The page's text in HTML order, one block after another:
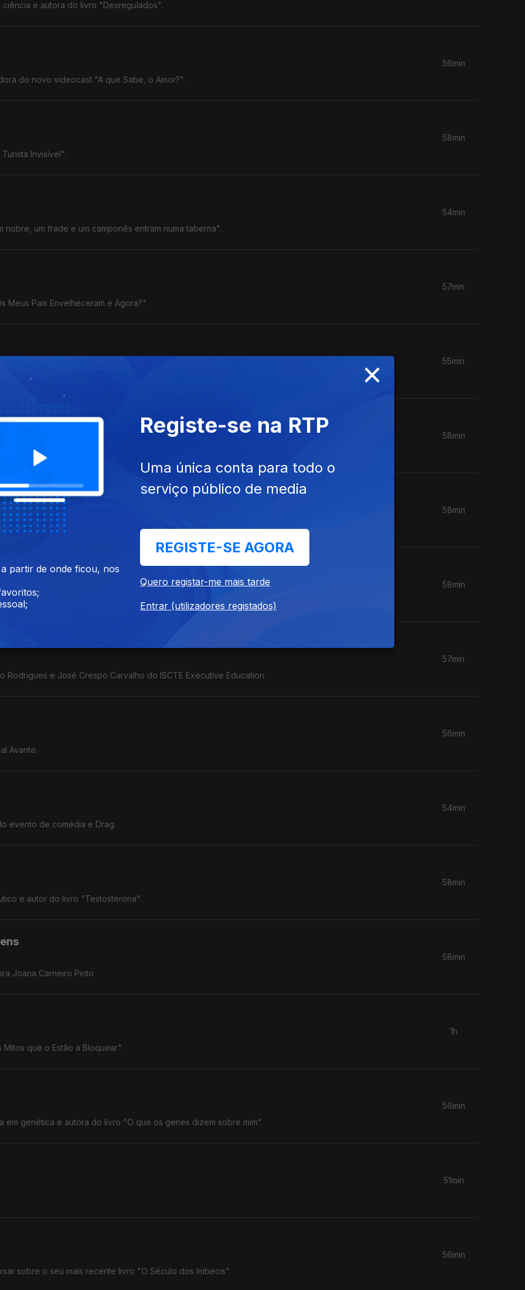
e autora do livro "Desregulados".
do novo videocast "A que Sabe, o Amor?".
56min
Invisível".
58min
um frade e um camponês entram numa taberna".
54min
Meus Pais Envelheceram e Agora?".
57min
Legendary Tigerman, Tozé Brito e Sam The Kid.
55min
58min
58min
do movimento BORA.
58min
Rodrigues e José Crespo Carvalho do ISCTE Executive Education.
57min
Avante.
56min
evento de comédia e Drag.
54min
e autor do livro "Testosterona".
58min
Joana Carneiro Pinto
58min
que o Estão a Bloquear".
1h
em genética e autora do livro "O que os genes dizem sobre mim".
56min
51min
sobre o seu mais recente livro "O Século dos Imbecis".
56min
×
partir de onde ficou, nos
Registe-se na RTP
Uma única conta para todo o
serviço público de media
REGISTE-SE AGORA
Quero registar-me mais tarde
Entrar (utilizadores registados)